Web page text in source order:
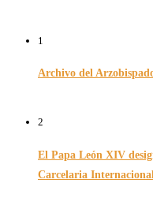
1
Archivo del
2
El Papa León XIV
Carcelaria